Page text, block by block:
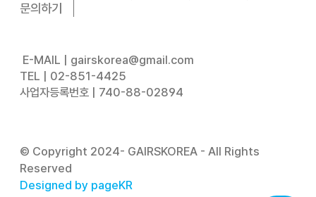
문의하기
E-MAIL | gairskorea@gmail.com
TEL | 02-851-4425
사업자등록번호 | 740-88-02894
© Copyright 2024- GAIRSKOREA - All Rights
Reserved
Designed by pageKR